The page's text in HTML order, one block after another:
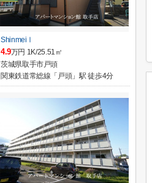
ShinmeiⅠ
4.9万円 1K/25.51㎡
茨城県取手市戸頭
関東鉄道常総線「戸頭」駅 徒歩4分